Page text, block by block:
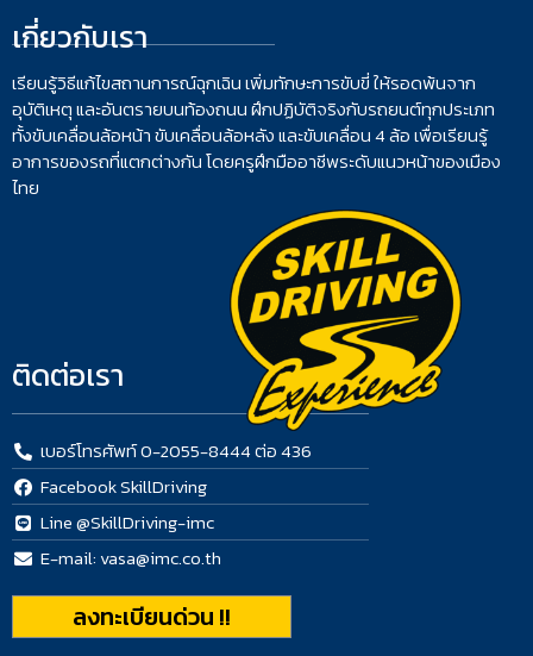
เกี่ยวกับเรา
เรียนรู้วิธีแก้ไขสถานการณ์ฉุกเฉิน เพิ่มทักษะการขับขี่ ให้รอดพ้นจาก
อุบัติเหตุ และอันตรายบนท้องถนน ฝึกปฏิบัติจริงกับรถยนต์ทุกประเภท
ทั้งขับเคลื่อนล้อหน้า ขับเคลื่อนล้อหลัง และขับเคลื่อน 4 ล้อ เพื่อเรียนรู้
อาการของรถที่แตกต่างกัน โดยครูฝึกมืออาชีพระดับแนวหน้าของเมือง
ไทย
ติดต่อเรา
เบอร์โทรศัพท์ 0-2055-8444 ต่อ 436
Facebook SkillDriving
Line @SkillDriving-imc
E-mail: vasa@imc.co.th
ลงทะเบียนด่วน !!